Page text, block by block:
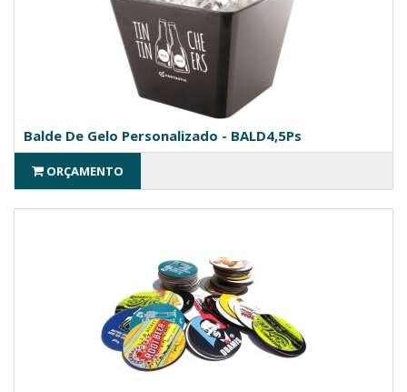
Balde De Gelo Personalizado - BALD4,5Ps
ORÇAMENTO